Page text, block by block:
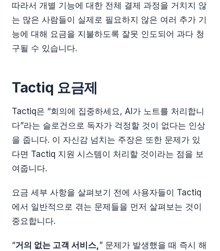
따라서 개별 기능에 대한 전체 결제 과정을 거치지 않
는 많은 사람들이 실제로 필요하지 않은 여러 추가 기
능에 대해 요금을 지불하도록 잘못 인도되어 과다 청
구될 수 있습니다.
Tactiq 요금제
Tactiq은 “회의에 집중하세요, AI가 노트를 처리합니
다”라는 슬로건으로 독자가 걱정할 것이 없다는 인상
을 줍니다. 이 자신감 넘치는 주장은 또한 문제가 있
다면 Tactiq 지원 시스템이 처리할 것이라는 점을 보
여줍니다.
요금 세부 사항을 살펴보기 전에 사용자들이 Tactiq
에서 일반적으로 겪는 문제들을 먼저 살펴보는 것이
중요합니다.
“거의 없는 고객 서비스,” 문제가 발생했을 때 즉시 해